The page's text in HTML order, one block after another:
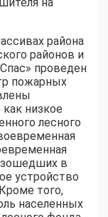
на
района
районов и
проведен
пожарных
низкое
лесного
в
устройство
того,
населенных